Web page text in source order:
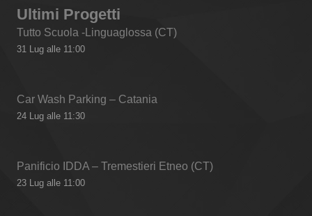
Ultimi Progetti
Tutto Scuola -Linguaglossa (CT)
31 Lug alle 11:00
Car Wash Parking – Catania
24 Lug alle 11:30
Panificio IDDA – Tremestieri Etneo (CT)
23 Lug alle 11:00